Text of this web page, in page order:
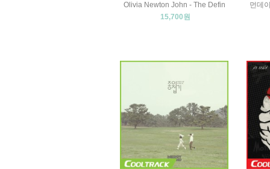
Olivia Newton John - The Defin
15,700원
먼데